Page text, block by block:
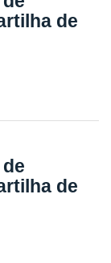
de
de